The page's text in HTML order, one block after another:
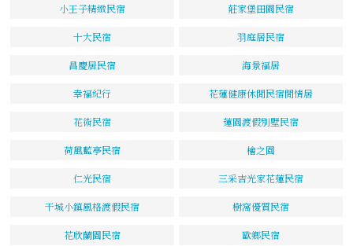
小王子精緻民宿 莊家堡田園民宿
十大民宿 羽庭居民宿
昌慶居民宿 海景福居
幸福紀行 花蓮健康休閒民宿閒情居
花術民宿 蓮園渡假別墅民宿
荷風藍亭民宿 檜之園
仁光民宿 三采吉光家花蓮民宿
干城小鎮風格渡假民宿 樹窩優質民宿
花欣蘭園民宿 歐鄉民宿